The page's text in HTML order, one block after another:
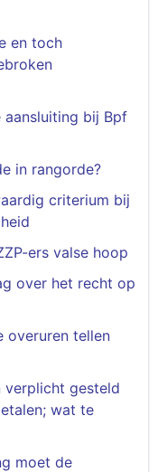
en toch
bij Bpf
in rangorde?
criterium bij
ers valse hoop
over het recht op
overuren tellen
verplicht gesteld
wat te
moet de